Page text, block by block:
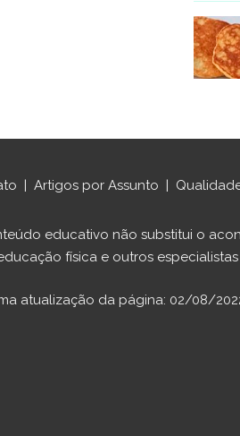
| Artigos por Assunto |
educativo não substitui o
física e outros especialistas
atualização da página: 02/08/